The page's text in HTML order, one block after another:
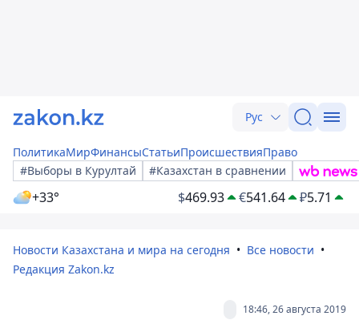
Рус
ПолитикаМирФинансыСтатьиПроисшествияПраво
#Выборы в Курултай
#Казахстан в сравнении
+33° $469.93 €541.64 ₽5.71
Новости Казахстана и мира на сегодня
Все новости
Редакция Zakon.kz
18:46, 26 августа 2019